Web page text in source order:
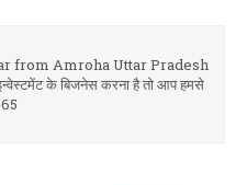
from Amroha Uttar Pradesh
के बिजनेस करना है तो आप हमसे